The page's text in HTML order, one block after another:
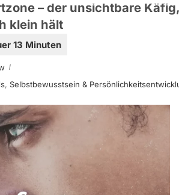
– der unsichtbare Käfig,
klein hält
, Selbstbewusstsein &